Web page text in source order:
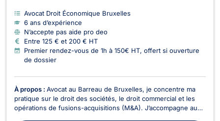
Avocat Droit Économique Bruxelles
6 ans d’expérience
N’accepte pas aide pro deo
Entre 125 € et 200 € HT
Premier rendez-vous de 1h à 150€ HT, offert si ouverture
de dossier
À propos : Avocat au Barreau de Bruxelles, je concentre ma
pratique sur le droit des sociétés, le droit commercial et les
opérations de fusions-acquisitions (M&A). J’accompagne au